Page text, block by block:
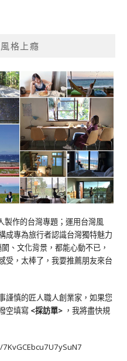
格上癮
製作的台灣專題；運用台灣風
成專為旅行者認識台灣獨特魅力
閡、文化背景，都能心動不已，
受，太棒了，我要推薦朋友來台
謹慎的匠人職人創業家，如果您
空填寫 <採訪單> ，我將盡快規